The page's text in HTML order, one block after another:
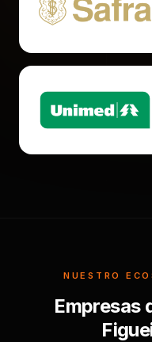
NUESTRO
Empresas